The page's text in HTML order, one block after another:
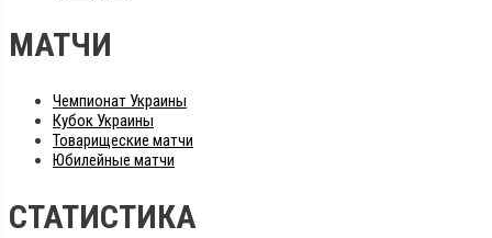
МАТЧИ
Чемпионат Украины
Кубок Украины
Товарищеские матчи
Юбилейные матчи
СТАТИСТИКА